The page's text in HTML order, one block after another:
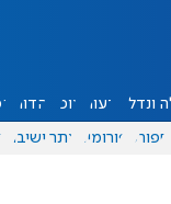
ונדל"ן דעות אוכל יהדות
ספורט פורומים אתר ישיבה